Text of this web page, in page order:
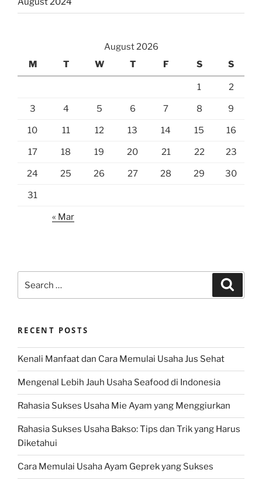
August 2026
M
T W T F S S
1 2
3 4 5 6 7 8 9
10 11 12 13 14 15 16
17 18 19 20 21 22 23
24 25 26 27 28 29 30
31
« Mar
for:
RECENT POSTS
Kenali Manfaat dan Cara Memulai Usaha Jus Sehat
Mengenal Lebih Jauh Usaha Seafood di Indonesia
Rahasia Sukses Usaha Mie Ayam yang Menggiurkan
Rahasia Sukses Usaha Bakso: Tips dan Trik yang Harus
Diketahui
Cara Memulai Usaha Ayam Geprek yang Sukses